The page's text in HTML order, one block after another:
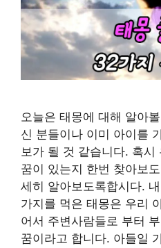
오늘은 태몽에 대해 알아
신 분들이나 이미 아이를
보가 될 것 같습니다. 혹시
꿈이 있는지 한번 찾아보
세히 알아보도록합시다.
가지를 먹은 태몽은 우리
어서 주변사람들로 부터
꿈이라고 합니다. 아들일